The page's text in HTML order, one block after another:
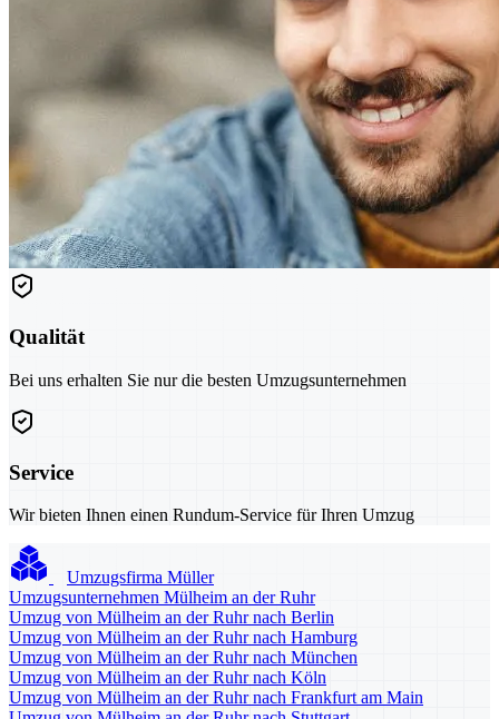
Qualität
Bei uns erhalten Sie nur die besten Umzugsunternehmen
Service
Wir bieten Ihnen einen Rundum-Service für Ihren Umzug
Umzugsfirma Müller
Umzugsunternehmen Mülheim an der Ruhr
Umzug von Mülheim an der Ruhr nach Berlin
Umzug von Mülheim an der Ruhr nach Hamburg
Umzug von Mülheim an der Ruhr nach München
Umzug von Mülheim an der Ruhr nach Köln
Umzug von Mülheim an der Ruhr nach Frankfurt am Main